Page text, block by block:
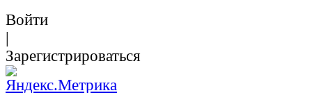
Войти
|
Зарегистрироваться